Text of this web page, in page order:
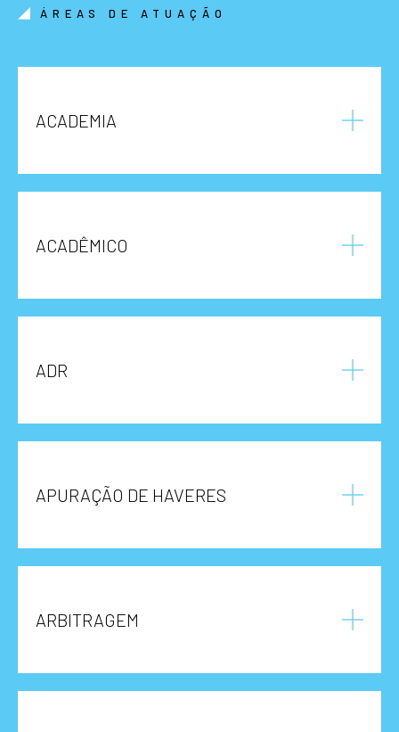
ÁREAS DE ATUAÇÃO
ACADEMIA
ACADÊMICO
ADR
APURAÇÃO DE HAVERES
ARBITRAGEM